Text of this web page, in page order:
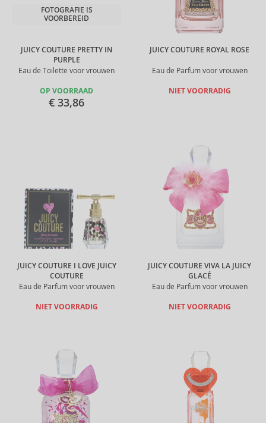
JUICY COUTURE PRETTY IN
PURPLE
Eau de Toilette voor vrouwen
FOTOGRAFIE IS
VOORBEREID
OP VOORRAAD
€ 33,86
JUICY COUTURE ROYAL ROSE
Eau de Parfum voor vrouwen
NIET VOORRADIG
JUICY COUTURE I LOVE JUICY
COUTURE
Eau de Parfum voor vrouwen
NIET VOORRADIG
JUICY COUTURE VIVA LA JUICY
GLACÉ
Eau de Parfum voor vrouwen
NIET VOORRADIG